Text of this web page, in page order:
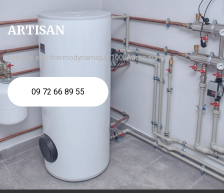
ARTISAN
chauffe eau thermodynamique 100l Aurec sur Loire
09 72 66 89 55